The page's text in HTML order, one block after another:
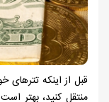
قبل از اینکه تترهای
منتقل کنید، بهتر